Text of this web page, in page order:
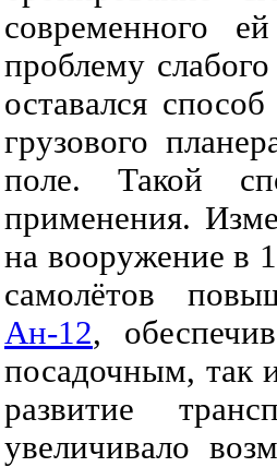
современного
проблему
оставался
грузового
поле. Такой
применения.
на вооружение в
самолётов
Ан-12,
посадочным, так
развитие
увеличивало